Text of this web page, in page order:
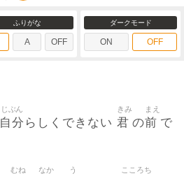
ふりがな
A OFF
ダークモード
ON OFF
自分
じぶん
らしくできない 君
きみ
の前
まえ
で
むね なか う こころち